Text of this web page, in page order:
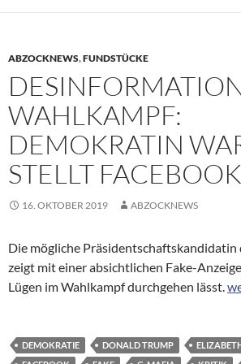
ABZOCKNEWS,FUNDSTÜCKE
WAHLKAMPF:
DEMOKRATIN
STELLT FACEBOOK
16. OKTOBER 2019 ABZOCKNEWS
Die mögliche Präsidentschaftskandidatin
zeigt mit einer absichtlichen Fake-
Lügen im Wahlkampf durchgehen lässt.
DEMOKRATIE DONALD TRUMP